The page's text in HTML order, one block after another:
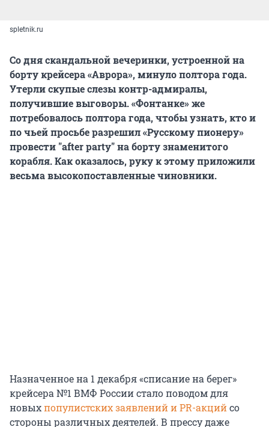
spletnik.ru
Со дня скандальной вечеринки, устроенной на
борту крейсера «Аврора», минуло полтора года.
Утерли скупые слезы контр-адмиралы,
получившие выговоры. «Фонтанке» же
потребовалось полтора года, чтобы узнать, кто и
по чьей просьбе разрешил «Русскому пионеру»
провести "after party" на борту знаменитого
корабля. Как оказалось, руку к этому приложили
весьма высокопоставленные чиновники.
Назначенное на 1 декабря «списание на берег»
крейсера №1 ВМФ России стало поводом для
новыхпопулистских заявлений и PR-акцийсо
стороны различных деятелей. В прессу даже